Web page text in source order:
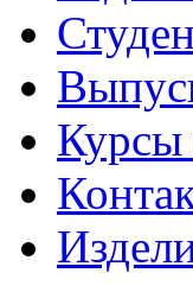
Курсы